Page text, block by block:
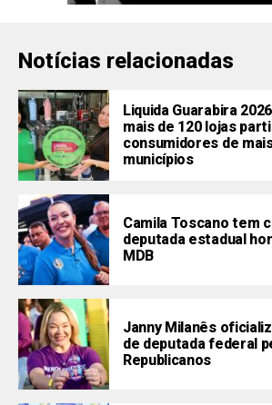
Notícias relacionadas
Liquida Guarabira
mais de 120 lojas
consumidores de
municípios
Camila Toscano tem
deputada estadual
MDB
Janny Milanês
de deputada federal
Republicanos